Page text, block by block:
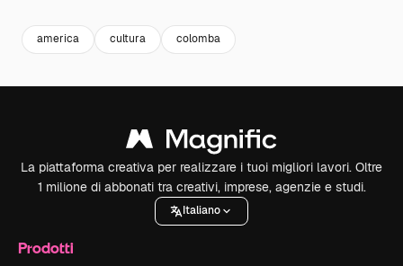
america cultura colomba
La piattaforma creativa per realizzare i tuoi migliori lavori. Oltre
1 milione di abbonati tra creativi, imprese, agenzie e studi.
Italiano
Prodotti